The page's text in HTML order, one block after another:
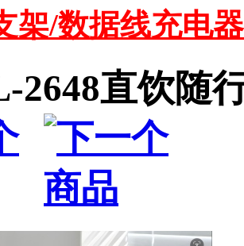
架/数据线充电
2648直饮随